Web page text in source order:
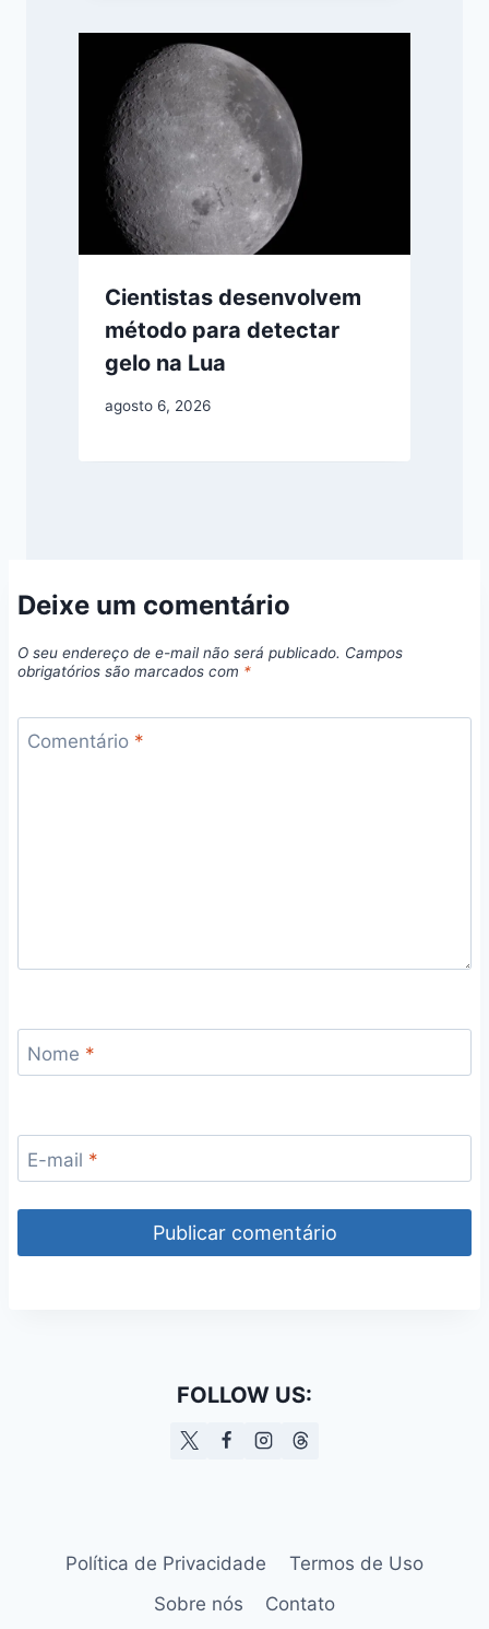
Cientistas desenvolvem
método para detectar
gelo na Lua
agosto 6, 2026
Deixe um comentário
O seu endereço de e-mail não será publicado. Campos
obrigatórios são marcados com *
Comentário *
Nome *
E-mail *
FOLLOW US:
Política de Privacidade
Termos de Uso
Sobre nós
Contato